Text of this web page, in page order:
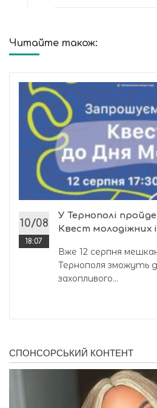
Читайте також:
10/08
18:07
У Тернополі
Квест молодіжних
Вже 12 серпня
Тернополя зможуть
захопливого...